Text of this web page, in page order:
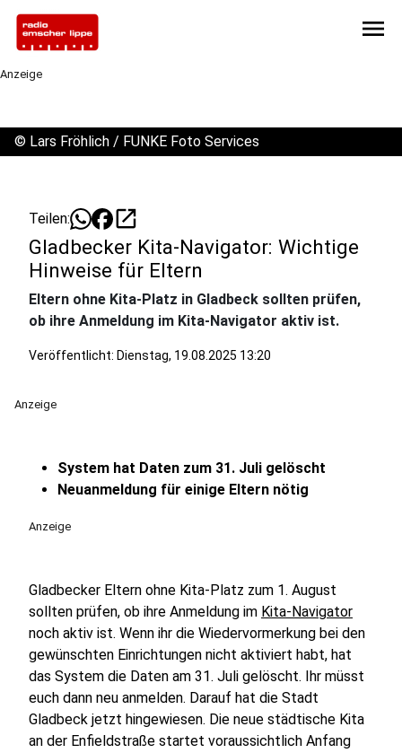
menu
Anzeige
© Lars Fröhlich / FUNKE Foto Services
Teilen: open_in_new
Gladbecker Kita-Navigator: Wichtige
Hinweise für Eltern
Eltern ohne Kita-Platz in Gladbeck sollten prüfen,
ob ihre Anmeldung im Kita-Navigator aktiv ist.
Veröffentlicht: Dienstag, 19.08.2025 13:20
Anzeige
System hat Daten zum 31. Juli gelöscht
Neuanmeldung für einige Eltern nötig
Anzeige
Gladbecker Eltern ohne Kita-Platz zum 1. August
sollten prüfen, ob ihre Anmeldung im Kita-Navigator
noch aktiv ist. Wenn ihr die Wiedervormerkung bei den
gewünschten Einrichtungen nicht aktiviert habt, hat
das System die Daten am 31. Juli gelöscht. Ihr müsst
euch dann neu anmelden. Darauf hat die Stadt
Gladbeck jetzt hingewiesen. Die neue städtische Kita
an der Enfieldstraße startet voraussichtlich Anfang